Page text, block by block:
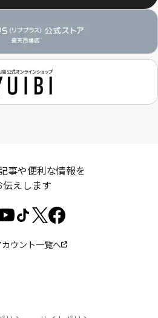
事や便利な情報を
伝えします
カウント一覧へ